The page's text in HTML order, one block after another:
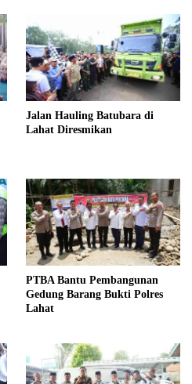
Jalan Hauling Batubara di
Lahat Diresmikan
PTBA Bantu Pembangunan
Gedung Barang Bukti Polres
Lahat